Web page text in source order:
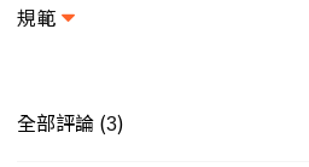
規範
全部評論 (3)